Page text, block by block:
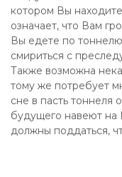
котором Вы
означает, что Вам
Вы едете по
смириться с
Также возможна
тому же потребует
сне в пасть тоннеля
будущего навеют на
должны поддаться,